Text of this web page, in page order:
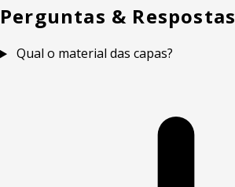
Perguntas & Respostas
Qual o material das capas?